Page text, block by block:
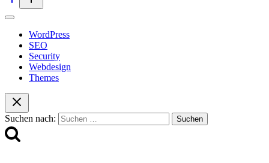
WordPress
SEO
Security
Webdesign
Themes
Suchen nach: